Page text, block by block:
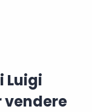
Luigi
vendere